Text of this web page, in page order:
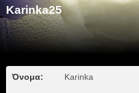
Karinka25
Όνομα: Karinka